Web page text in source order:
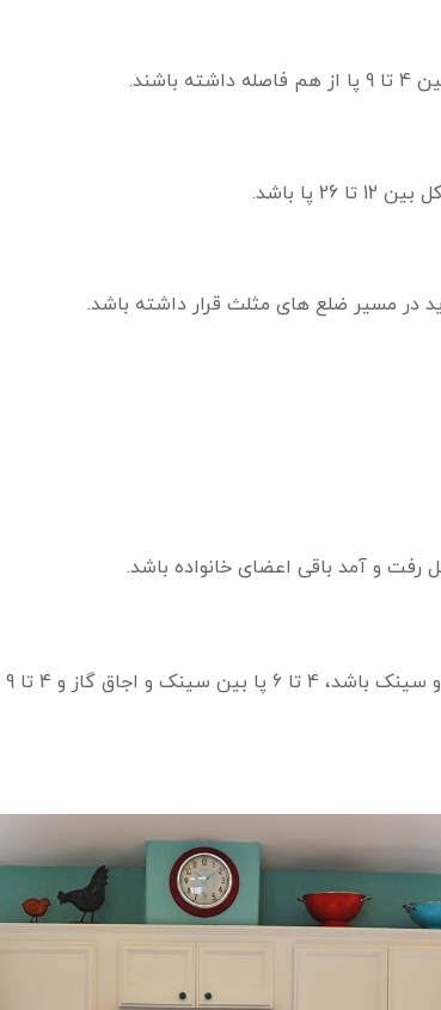
پا باشد.
در مسیر ضلع های مثلث قرار داشته باشد.
رفت و آمد باقی اعضای خانواده باشد.